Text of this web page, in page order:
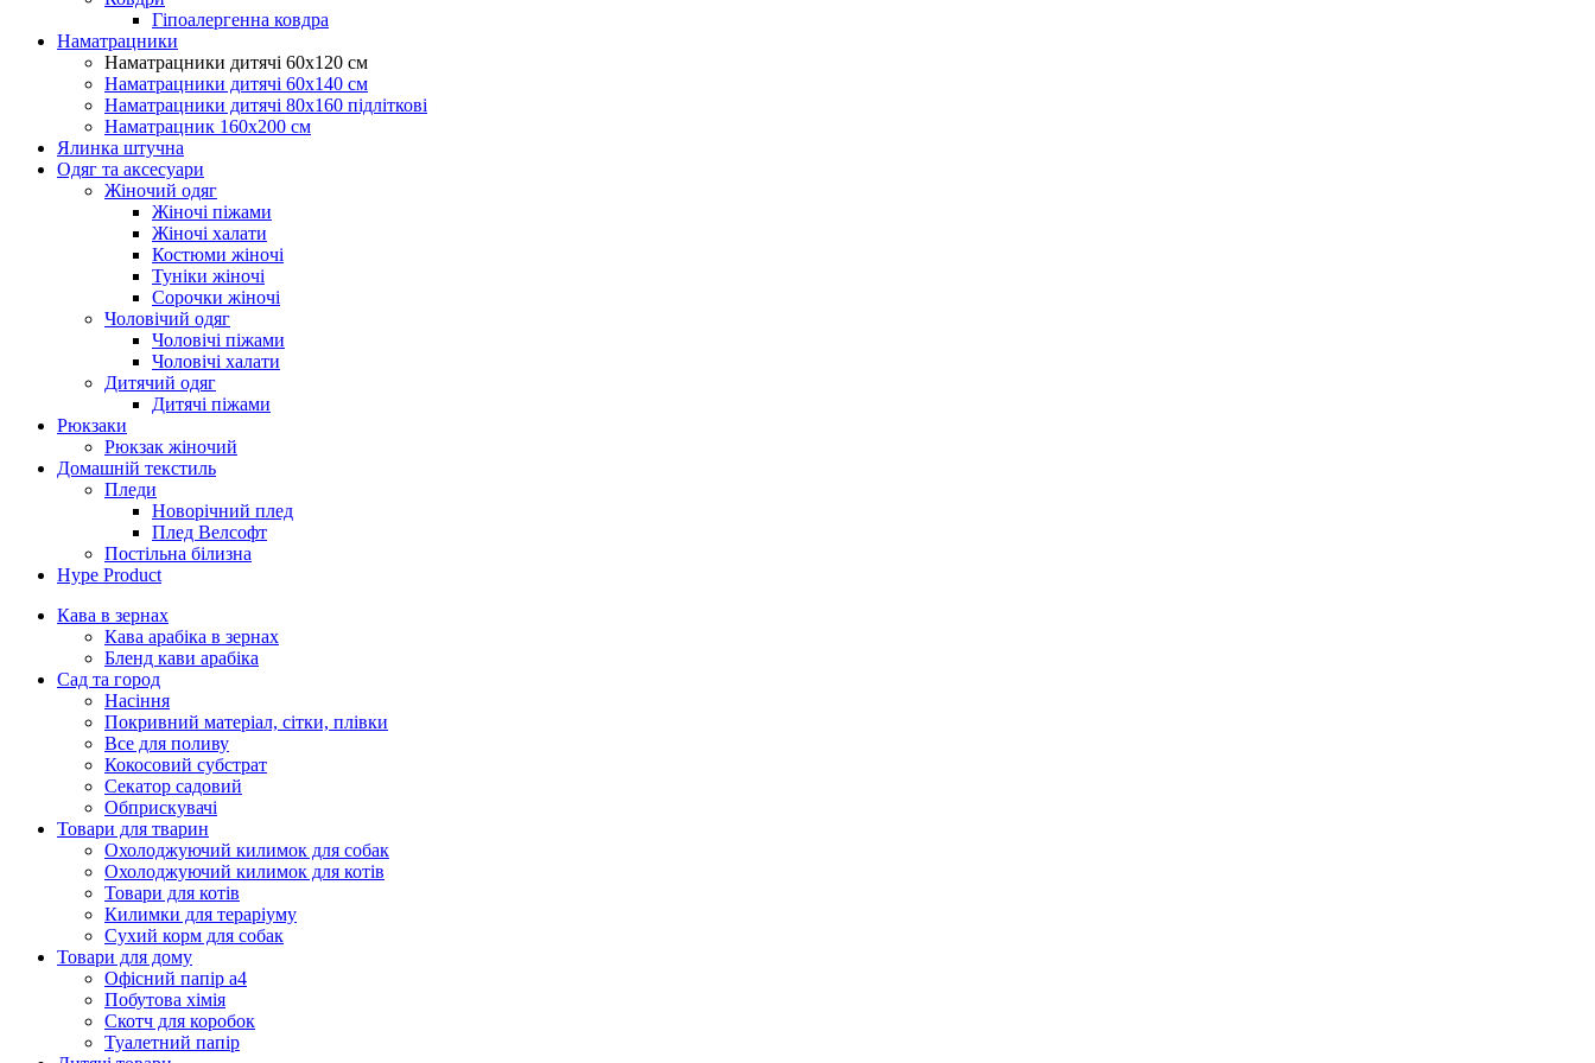
Гіпоалергенна ковдра
Наматрацники
Наматрацники дитячі 60х120 см
Наматрацники дитячі 60х140 см
Наматрацники дитячі 80х160 підліткові
Наматрацник 160х200 см
Ялинка штучна
Одяг та аксесуари
Жіночий одяг
Жіночі піжами
Жіночі халати
Костюми жіночі
Туніки жіночі
Сорочки жіночі
Чоловічий одяг
Чоловічі піжами
Чоловічі халати
Дитячий одяг
Дитячі піжами
Рюкзаки
Рюкзак жіночий
Домашній текстиль
Пледи
Новорічний плед
Плед Велсофт
Постільна білизна
Hype Product
Кава в зернах
Кава арабіка в зернах
Бленд кави арабіка
Сад та город
Насіння
Покривний матеріал, сітки, плівки
Все для поливу
Кокосовий субстрат
Секатор садовий
Обприскувачі
Товари для тварин
Охолоджуючий килимок для собак
Охолоджуючий килимок для котів
Товари для котів
Килимки для тераріуму
Сухий корм для собак
Товари для дому
Офісний папір а4
Побутова хімія
Скотч для коробок
Туалетний папір